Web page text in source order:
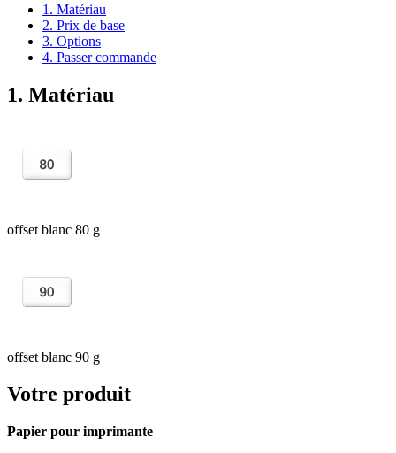
1. Matériau
2. Prix de base
3. Options
4. Passer commande
1. Matériau
offset blanc 80 g
offset blanc 90 g
Votre produit
Papier pour imprimante